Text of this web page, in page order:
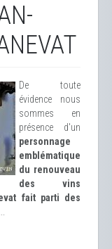
De toute
évidence nous
sommes en
présence d'un
personnage
emblématique
du renouveau
des vins
fait parti des